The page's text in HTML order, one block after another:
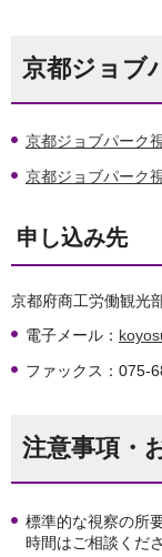
京都ジョブ
京都ジョブパーク
京都ジョブパーク
申し込み先
京都府商工労働観光
電子メール：
ファックス：075-
注意事項・
標準的な視察の所
時間はご相談くだ